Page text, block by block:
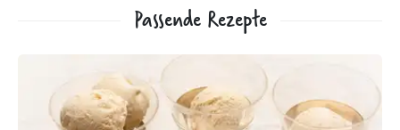
Passende Rezepte